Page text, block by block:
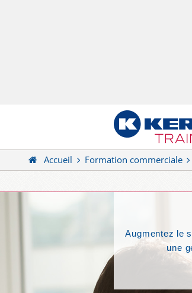
Accueil Formation commerciale
Augmentez le
une